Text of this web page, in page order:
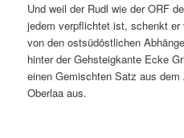
Und weil der Rudl wie der ORF
jedem verpflichtet ist, schenkt er
von den ostsüdöstlichen
hinter der Gehsteigkante Ecke
einen Gemischten Satz aus dem
Oberlaa aus.